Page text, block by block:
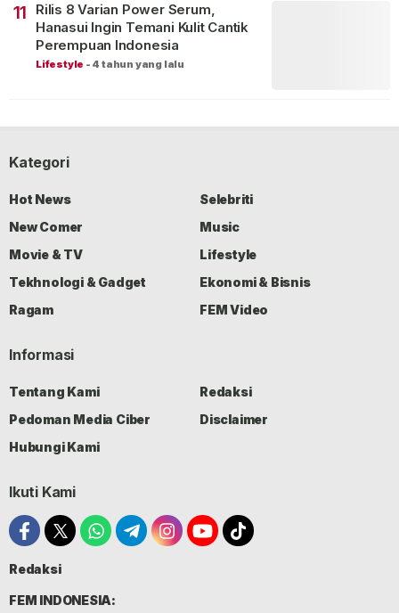
11
Rilis 8 Varian Power Serum,
Hanasui Ingin Temani Kulit Cantik
Perempuan Indonesia
Lifestyle - 4 tahun yang lalu
Kategori
Hot News
Selebriti
New Comer
Music
Movie & TV
Lifestyle
Tekhnologi & Gadget
Ekonomi & Bisnis
Ragam
FEM Video
Informasi
Tentang Kami
Redaksi
Pedoman Media Ciber
Disclaimer
Hubungi Kami
Ikuti Kami
Redaksi
FEM INDONESIA: